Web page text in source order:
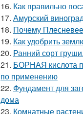
16. Как правильно
17. Амурский
18. Почему
19. Как удобрить
20. Ранний сорт
21. БОРНАЯ кислота
по применению
22. Фундамент для
дома
23. Комнатные